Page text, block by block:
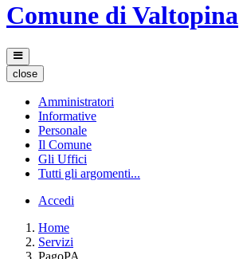
Comune di Valtopina
close
Amministratori
Informative
Personale
Il Comune
Gli Uffici
Tutti gli argomenti...
Accedi
Home
Servizi
PagoPA